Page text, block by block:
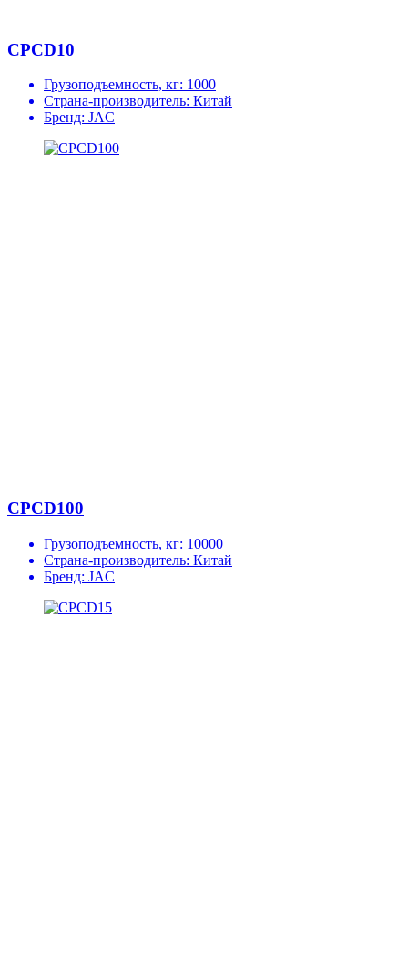
CPCD10
Грузоподъемность, кг: 1000
Страна-производитель: Китай
Бренд: JAC
CPCD100
Грузоподъемность, кг: 10000
Страна-производитель: Китай
Бренд: JAC